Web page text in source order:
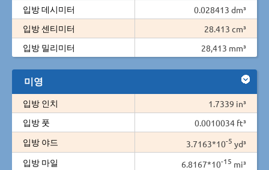
입방 데시미터
0.028413 dm³
입방 센티미터
28.413 cm³
입방 밀리미터
28,413 mm³
미영
입방 인치
1.7339 in³
입방 풋
0.0010034 ft³
입방 야드
3.7163*10-5 yd³
입방 마일
6.8167*10-15 mi³